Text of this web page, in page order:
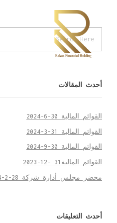
أحدث المقالات
القوائم المالية 30-6-2024
القوائم المالية 31-3-2024
القوائم المالية 30-9-2024
القوائم المالية31 -12-2023
محضر مجلس أدارة شركة 28-2-2024
أحدث التعليقات